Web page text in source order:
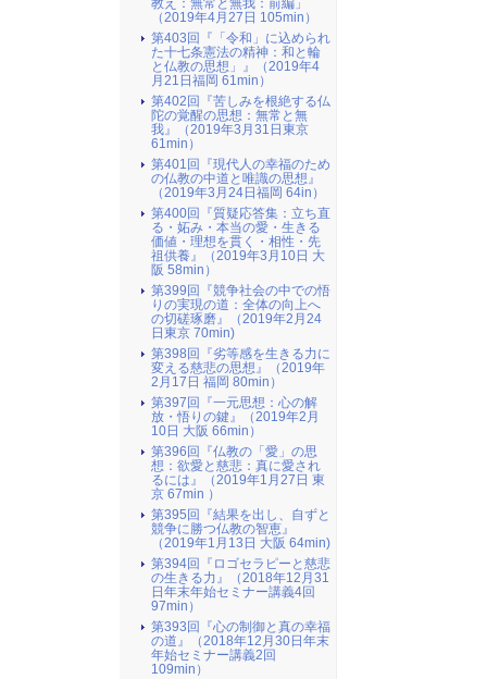
教え：無常と無我：前編」
（2019年4月27日 105min）
第403回『「令和」に込められ
た十七条憲法の精神：和と輪
と仏教の思想」』（2019年4
月21日福岡 61min）
第402回『苦しみを根絶する仏
陀の覚醒の思想：無常と無
我』（2019年3月31日東京
61min）
第401回『現代人の幸福のため
の仏教の中道と唯識の思想』
（2019年3月24日福岡 64in）
第400回『質疑応答集：立ち直
る・妬み・本当の愛・生きる
価値・理想を貫く・相性・先
祖供養』（2019年3月10日 大
阪 58min）
第399回『競争社会の中での悟
りの実現の道：全体の向上へ
の切磋琢磨』（2019年2月24
日東京 70min)
第398回『劣等感を生きる力に
変える慈悲の思想』（2019年
2月17日 福岡 80min）
第397回『一元思想：心の解
放・悟りの鍵』（2019年2月
10日 大阪 66min）
第396回『仏教の「愛」の思
想：欲愛と慈悲：真に愛され
るには』（2019年1月27日 東
京 67min ）
第395回『結果を出し、自ずと
競争に勝つ仏教の智恵』
（2019年1月13日 大阪 64min)
第394回『ロゴセラピーと慈悲
の生きる力』（2018年12月31
日年末年始セミナー講義4回
97min）
第393回『心の制御と真の幸福
の道』（2018年12月30日年末
年始セミナー講義2回
109min）